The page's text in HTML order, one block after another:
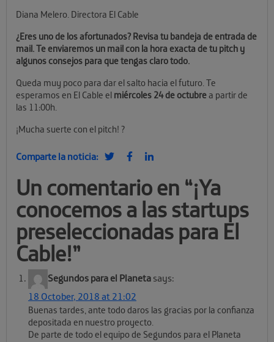
Diana Melero. Directora El Cable
¿Eres uno de los afortunados? Revisa tu bandeja de entrada de
mail. Te enviaremos un mail con la hora exacta de tu pitch y
algunos consejos para que tengas claro todo.
Queda muy poco para dar el salto hacia el futuro. Te
esperamos en El Cable el miércoles 24 de octubrea partir de
las 11:00h.
¡Mucha suerte con el pitch! ?
Comparte la noticia:
Un comentario en “¡Ya
conocemos a las startups
preseleccionadas para El
Cable!”
Segundos para el Planeta says:
18 October, 2018 at 21:02
Buenas tardes, ante todo daros las gracias por la confianza
depositada en nuestro proyecto.
De parte de todo el equipo de Segundos para el Planeta